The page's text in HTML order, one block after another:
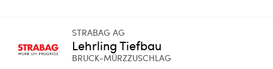
STRABAG AG
Lehrling Tiefbau
BRUCK-MÜRZZUSCHLAG